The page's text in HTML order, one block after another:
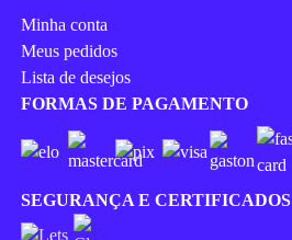
Minha conta
Meus pedidos
Lista de desejos
FORMAS DE PAGAMENTO
SEGURANÇA E CERTIFICADOS